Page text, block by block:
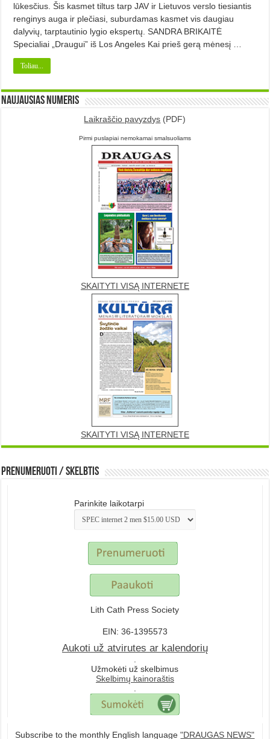
lūkesčius. Šis kasmet tiltus tarp JAV ir Lietuvos verslo tiesiantis
renginys auga ir plečiasi, suburdamas kasmet vis daugiau
dalyvių, tarptautinio lygio ekspertų. SANDRA BRIKAITĖ
Specialiai „Draugui” iš Los Angeles Kai prieš gerą mėnesį …
Toliau...
Naujausias numeris
Laikraščio pavyzdys (PDF)
Pirmi puslapiai nemokamai smalsuoliams
SKAITYTI VISĄ INTERNETE
SKAITYTI VISĄ INTERNETE
Prenumeruoti / Skelbtis
Parinkite laikotarpi
Lith Cath Press Society
EIN: 36-1395573
Aukoti už atvirutes ar kalendorių
.
Užmokėti už skelbimus
Skelbimų kainoraštis
.
Subscribe to the monthly English language"DRAUGAS NEWS"